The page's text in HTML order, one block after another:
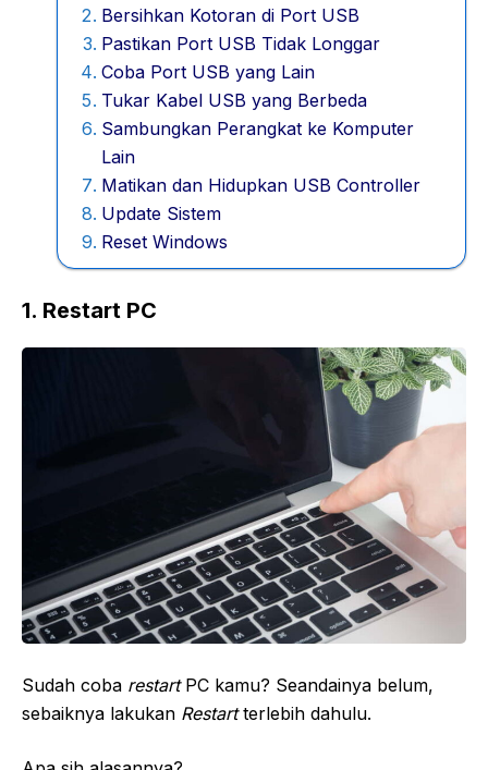
Bersihkan Kotoran di Port USB
Pastikan Port USB Tidak Longgar
Coba Port USB yang Lain
Tukar Kabel USB yang Berbeda
Sambungkan Perangkat ke Komputer
Lain
Matikan dan Hidupkan USB Controller
Update Sistem
Reset Windows
1. Restart PC
Sudah coba restartPC kamu? Seandainya belum,
sebaiknya lakukan Restartterlebih dahulu.